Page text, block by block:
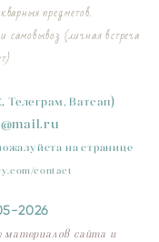
предметов.
(личная встреча
, Телеграм, Ватсап)
@mail.ru
на странице
contact
2026
материалов сайта и